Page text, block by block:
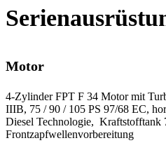
Motor
4-Zylinder FPT F 34 Motor mit
IIIB, 75 / 90 / 105 PS 97/68 EC,
Diesel Technologie, Kraftstofftank
Frontzapfwellenvorbereitung